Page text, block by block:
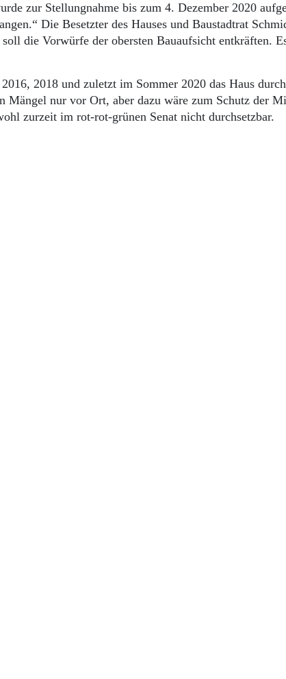
zur Stellungnahme bis zum 4. Dezember 2020
Die Besetzter des Hauses und Baustadtrat
die Vorwürfe der obersten Bauaufsicht entkräften.
2018 und zuletzt im Sommer 2020 das Haus
Mängel nur vor Ort, aber dazu wäre zum Schutz der
zurzeit im rot-rot-grünen Senat nicht durchsetzbar.